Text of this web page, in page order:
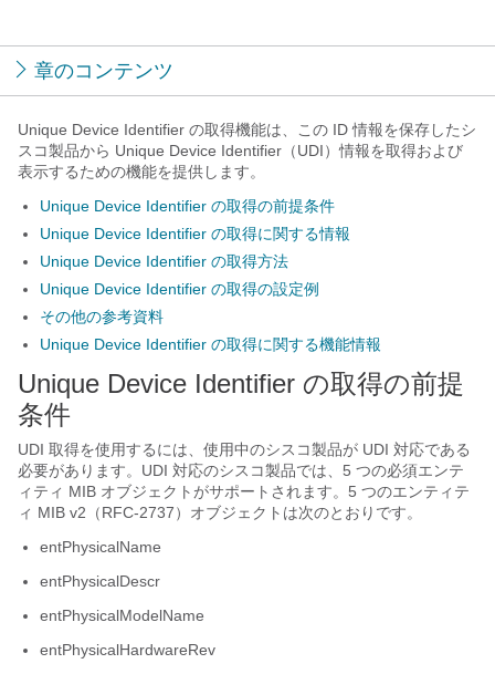
章のコンテンツ
Unique Device Identifier の取得機能は、この ID 情報を保存したシ
スコ製品から Unique Device Identifier（UDI）情報を取得および
表示するための機能を提供します。
Unique Device Identifier の取得の前提条件
Unique Device Identifier の取得に関する情報
Unique Device Identifier の取得方法
Unique Device Identifier の取得の設定例
その他の参考資料
Unique Device Identifier の取得に関する機能情報
Unique Device Identifier の取得の前提
条件
UDI 取得を使用するには、使用中のシスコ製品が UDI 対応である
必要があります。UDI 対応のシスコ製品では、5 つの必須エンテ
ィティ MIB オブジェクトがサポートされます。5 つのエンティテ
ィ MIB v2（RFC-2737）オブジェクトは次のとおりです。
entPhysicalName
entPhysicalDescr
entPhysicalModelName
entPhysicalHardwareRev